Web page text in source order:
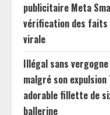
publicitaire Meta
vérification des faits
virale
Illégal sans
malgré son
adorable fillette de
ballerine